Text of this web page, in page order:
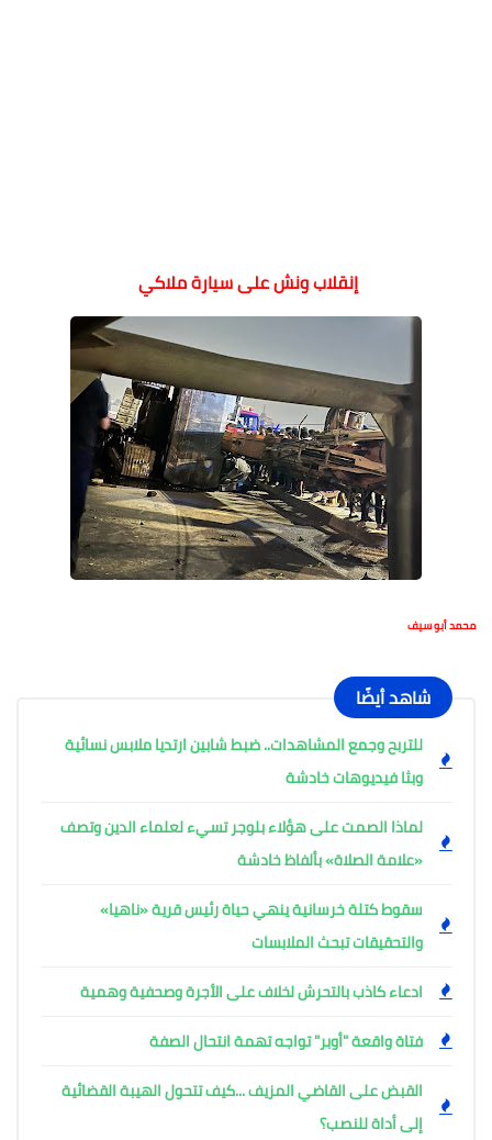
إنقلاب ونش على سيارة ملاكي
محمد أبو سيف
شاهد أيضًا
للتربح وجمع المشاهدات.. ضبط شابين ارتديا ملابس نسائية
وبثا فيديوهات خادشة
لماذا الصمت على هؤلاء بلوجر تسيء لعلماء الدين وتصف
«علامة الصلاة» بألفاظ خادشة
سقوط كتلة خرسانية ينهي حياة رئيس قرية «ناهيا»
والتحقيقات تبحث الملابسات
ادعاء كاذب بالتحرش لخلاف على الأجرة وصحفية وهمية
فتاة واقعة "أوبر" تواجه تهمة انتحال الصفة
القبض على القاضي المزيف ...كيف تتحول الهيبة القضائية
إلى أداة للنصب؟